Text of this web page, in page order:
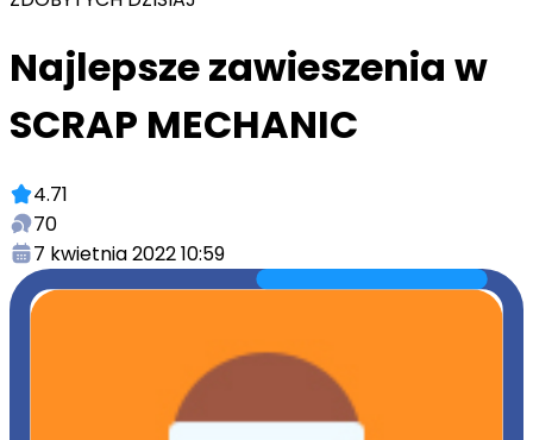
Najlepsze zawieszenia w
SCRAP MECHANIC
4.71
70
7 kwietnia 2022 10:59